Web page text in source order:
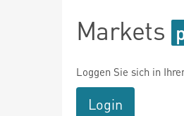
Markets
Loggen Sie sich in
Login